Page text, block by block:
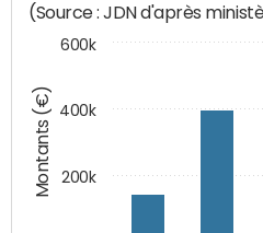
Montants (€)
(Source : JDN d'après
200k
400k
600k